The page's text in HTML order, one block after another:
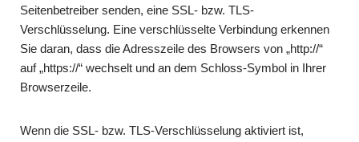
Seitenbetreiber senden, eine SSL- bzw. TLS-
Verschlüsselung. Eine verschlüsselte Verbindung erkennen
Sie daran, dass die Adresszeile des Browsers von „http://“
auf „https://“ wechselt und an dem Schloss-Symbol in Ihrer
Browserzeile.
Wenn die SSL- bzw. TLS-Verschlüsselung aktiviert ist,